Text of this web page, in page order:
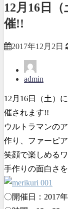
12月16日
催!!
2017年12月2日
admin
12月16日（土）
催されます!!
ウルトラマンの
作り、ファーピ
笑顔で楽しめる
手作りの面白さ
〇開催日：2017